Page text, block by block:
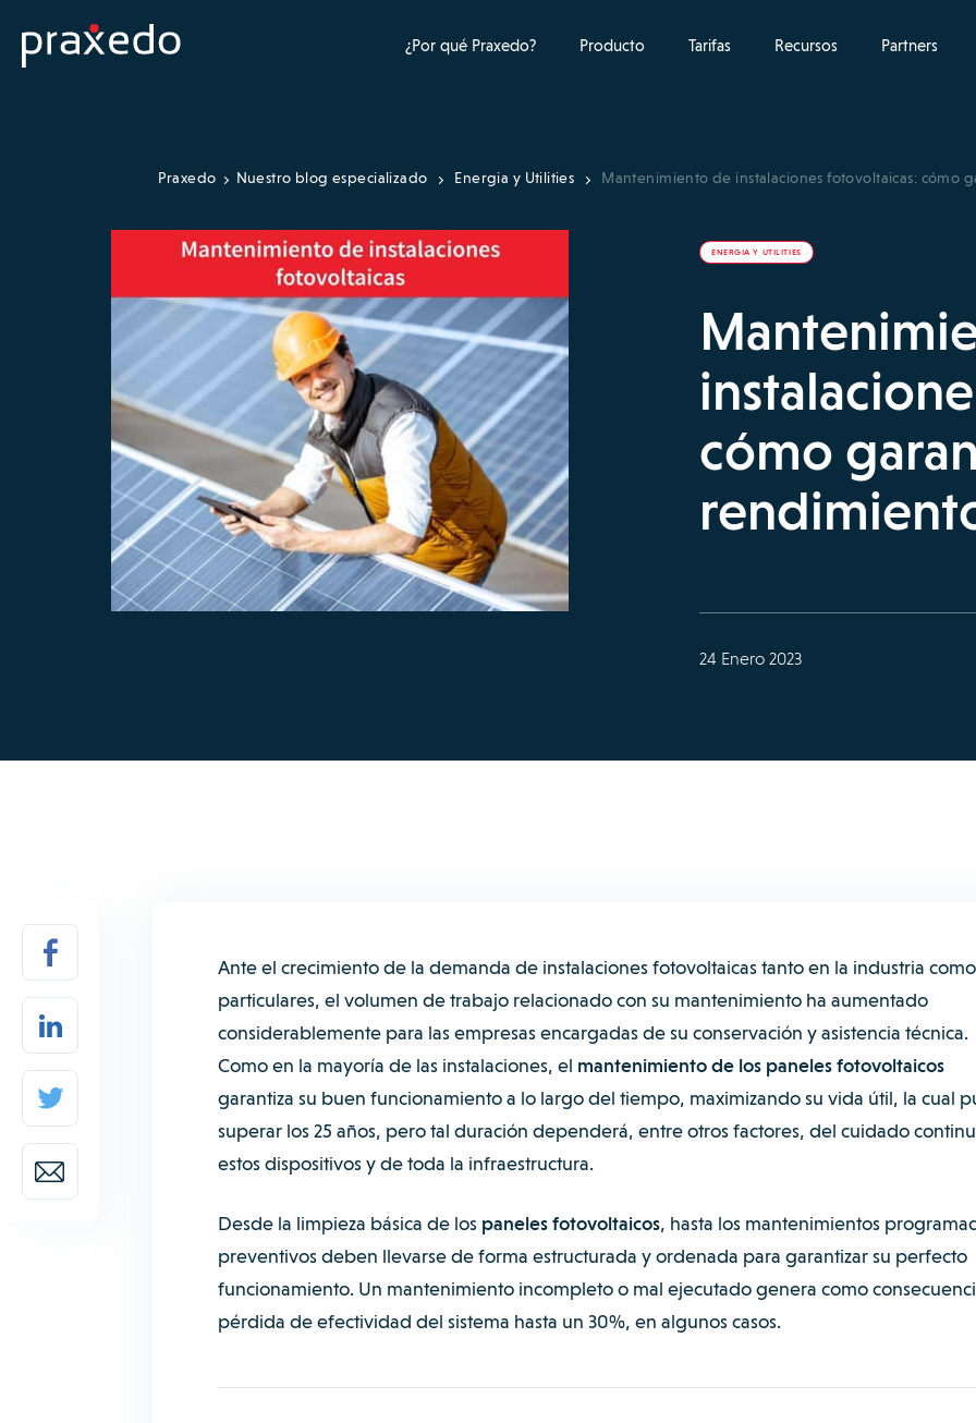
¿Por qué Praxedo? Producto Tarifas Recursos Partners
Praxedo Nuestro blog especializado Energia y Utilities Mantenimiento de instalaciones fotovoltaicas: cómo
ENERGIA Y UTILITIES
cómo
24 Enero 2023
Ante el crecimiento de la demanda de instalaciones fotovoltaicas tanto en la industria
particulares, el volumen de trabajo relacionado con su mantenimiento ha aumentado
considerablemente para las empresas encargadas de su conservación y asistencia técnica.
Como en la mayoría de las instalaciones, el mantenimiento de los paneles fotovoltaicos
garantiza su buen funcionamiento a lo largo del tiempo, maximizando su vida útil, la cual
superar los 25 años, pero tal duración dependerá, entre otros factores, del cuidado
estos dispositivos y de toda la infraestructura.
Desde la limpieza básica de los paneles fotovoltaicos, hasta los mantenimientos
preventivos deben llevarse de forma estructurada y ordenada para garantizar su perfecto
funcionamiento. Un mantenimiento incompleto o mal ejecutado genera como
pérdida de efectividad del sistema hasta un 30%, en algunos casos.